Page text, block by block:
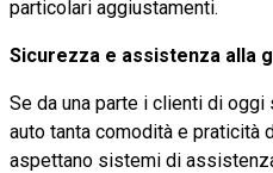
particolari aggiustamenti.
Sicurezza e assistenza alla
Se da una parte i clienti di
auto tanta comodità e praticità
aspettano sistemi di